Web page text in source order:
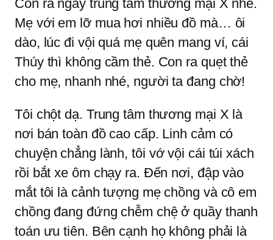
Con ra ngay trung tâm thương mại X nhé.
Mẹ với em lỡ mua hơi nhiều đồ mà… ôi
dào, lúc đi vội quá mẹ quên mang ví, cái
Thúy thì không cầm thẻ. Con ra quẹt thẻ
cho mẹ, nhanh nhé, người ta đang chờ!
Tôi chột dạ. Trung tâm thương mại X là
nơi bán toàn đồ cao cấp. Linh cảm có
chuyện chẳng lành, tôi vớ vội cái túi xách
rồi bắt xe ôm chạy ra. Đến nơi, đập vào
mắt tôi là cảnh tượng mẹ chồng và cô em
chồng đang đứng chễm chệ ở quầy thanh
toán ưu tiên. Bên cạnh họ không phải là